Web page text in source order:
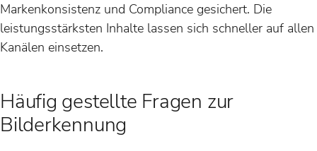
Markenkonsistenz und Compliance gesichert. Die
leistungsstärksten Inhalte lassen sich schneller auf allen
Kanälen einsetzen.
Häufig gestellte Fragen zur
Bilderkennung